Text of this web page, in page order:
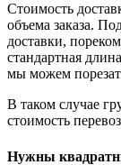
Стоимость
объема заказа.
доставки,
стандартная
мы можем
В таком случае
стоимость
Нужны